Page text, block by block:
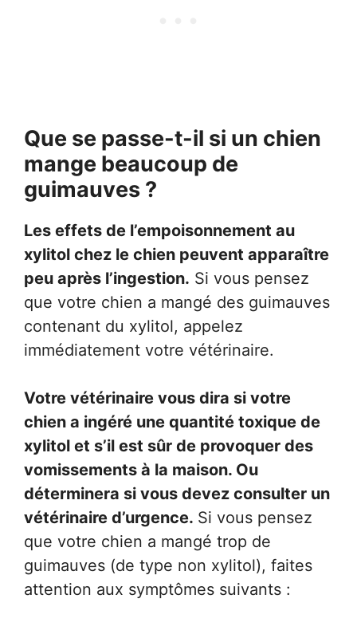
Que se passe-t-il si un chien
mange beaucoup de
guimauves ?
Les effets de l’empoisonnement au
xylitol chez le chien peuvent apparaître
peu après l’ingestion. Si vous pensez
que votre chien a mangé des guimauves
contenant du xylitol, appelez
immédiatement votre vétérinaire.
Votre vétérinaire vous dira si votre
chien a ingéré une quantité toxique de
xylitol et s’il est sûr de provoquer des
vomissements à la maison. Ou
déterminera si vous devez consulter un
vétérinaire d’urgence. Si vous pensez
que votre chien a mangé trop de
guimauves (de type non xylitol), faites
attention aux symptômes suivants :